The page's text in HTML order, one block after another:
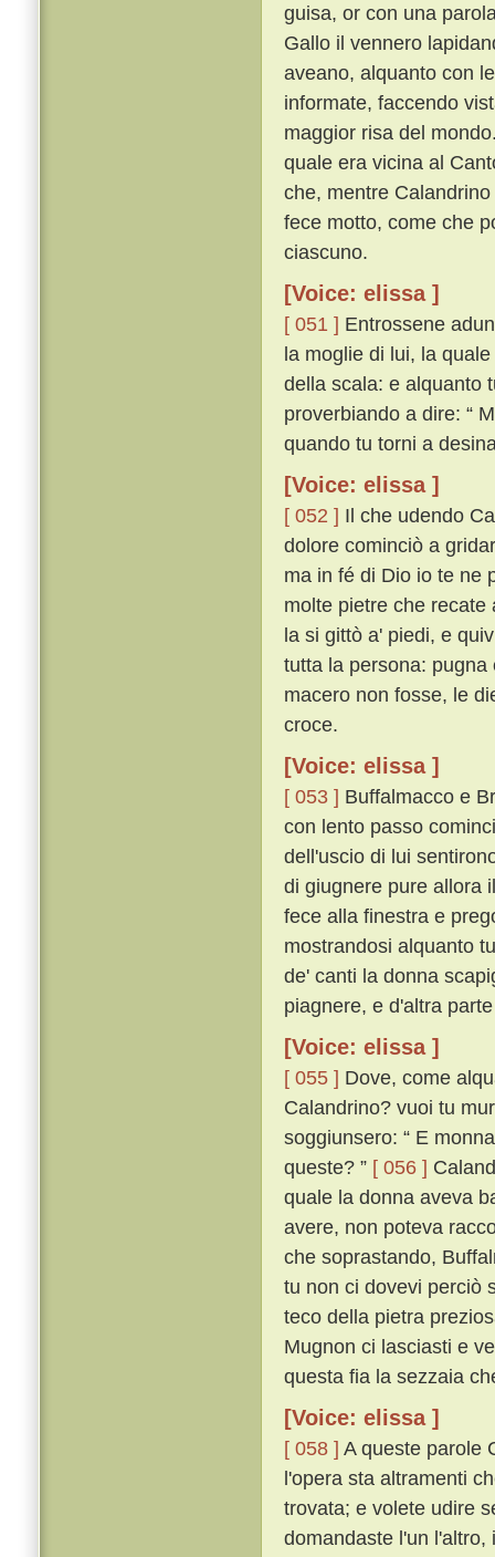
guisa, or con una
Gallo il vennero
aveano, alquanto con
informate, faccendo
maggior risa del
quale era vicina al
che, mentre
fece motto, come che
ciascuno.
[Voice: elissa ]
[ 051 ] Entrossene
la moglie di lui, la
della scala: e alquanto
proverbiando a dire: “
quando tu torni a
[Voice: elissa ]
[ 052 ] Il che udendo
dolore cominciò a
ma in fé di Dio io te ne
molte pietre che
la si gittò a' piedi, e
tutta la persona:
macero non fosse, le
croce.
[Voice: elissa ]
[ 053 ] Buffalmacco e
con lento passo
dell'uscio di lui
di giugnere pure allora
fece alla finestra e
mostrandosi alquanto
de' canti la donna
piagnere, e d'altra
[Voice: elissa ]
[ 055 ] Dove, come
Calandrino? vuoi tu
soggiunsero: “ E
queste? ” [ 056 ]
quale la donna aveva
avere, non poteva
che soprastando,
tu non ci dovevi perciò
teco della pietra
Mugnon ci lasciasti e
questa fia la sezzaia
[Voice: elissa ]
[ 058 ] A queste parole
l'opera sta altramenti
trovata; e volete udire
domandaste l'un